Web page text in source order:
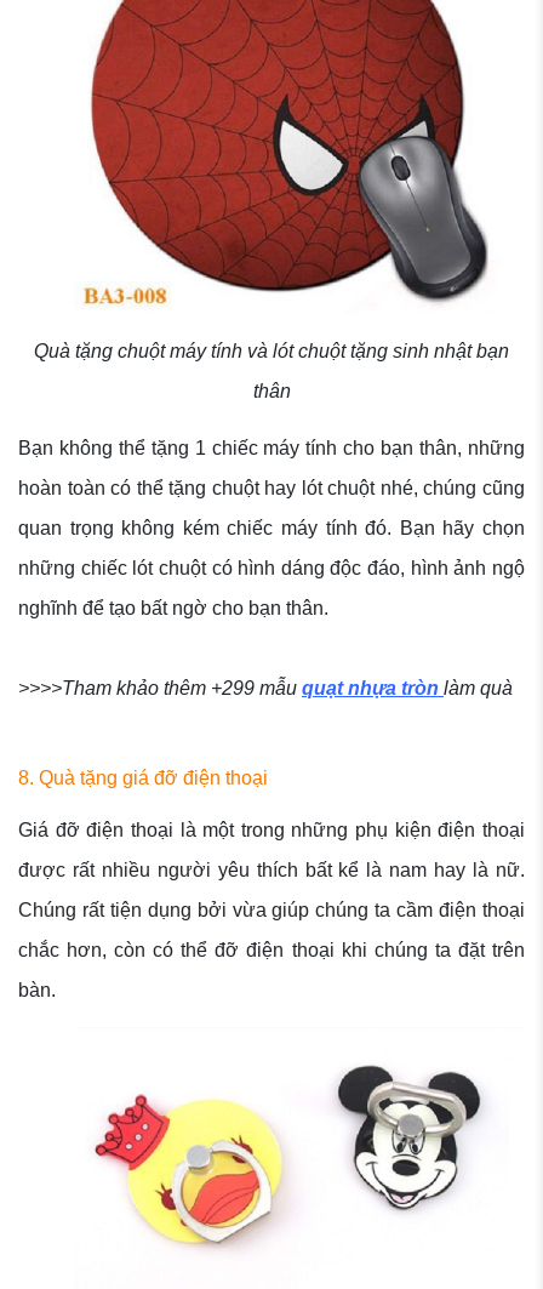
Quà tặng chuột máy tính và lót chuột tặng sinh nhật bạn
thân
Bạn không thể tặng 1 chiếc máy tính cho bạn thân, những
hoàn toàn có thể tặng chuột hay lót chuột nhé, chúng cũng
quan trọng không kém chiếc máy tính đó. Bạn hãy chọn
những chiếc lót chuột có hình dáng độc đáo, hình ảnh ngộ
nghĩnh để tạo bất ngờ cho bạn thân.
>>>>Tham khảo thêm +299 mẫu quạt nhựa tròn làm quà
8. Quà tặng giá đỡ điện thoại
Giá đỡ điện thoại là một trong những phụ kiện điện thoại
được rất nhiều người yêu thích bất kể là nam hay là nữ.
Chúng rất tiện dụng bởi vừa giúp chúng ta cầm điện thoại
chắc hơn, còn có thể đỡ điện thoại khi chúng ta đặt trên
bàn.